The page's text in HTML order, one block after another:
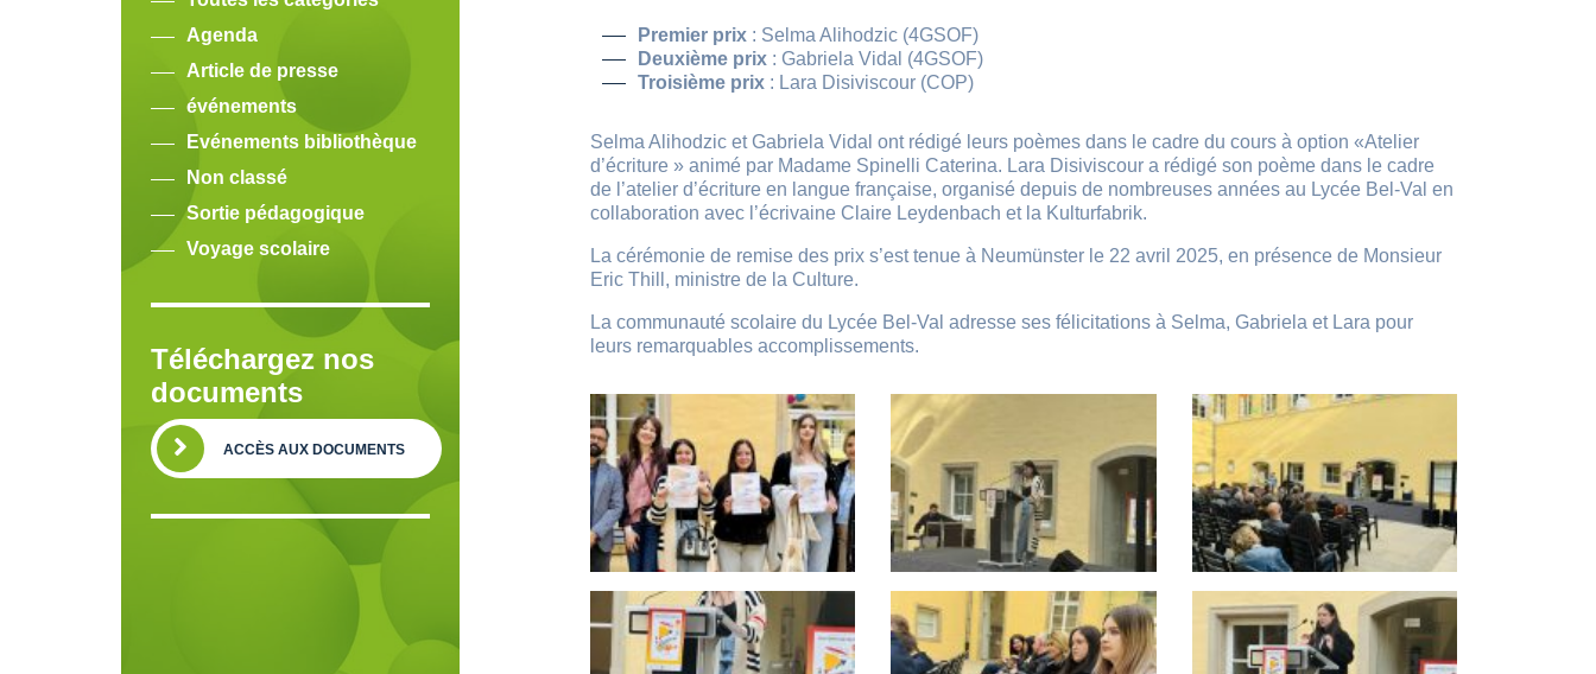
Premier prix : Selma Alihodzic (4GSOF)
Deuxième prix : Gabriela Vidal (4GSOF)
Troisième prix : Lara Disiviscour (COP)
Selma Alihodzic et Gabriela Vidal ont rédigé leurs poèmes dans le cadre du cours à option «Atelier
d’écriture » animé par Madame Spinelli Caterina. Lara Disiviscour a rédigé son poème dans le cadre
de l’atelier d’écriture en langue française, organisé depuis de nombreuses années au Lycée Bel-Val en
collaboration avec l’écrivaine Claire Leydenbach et la Kulturfabrik.
La cérémonie de remise des prix s’est tenue à Neumünster le 22 avril 2025, en présence de Monsieur
Eric Thill, ministre de la Culture.
La communauté scolaire du Lycée Bel-Val adresse ses félicitations à Selma, Gabriela et Lara pour
leurs remarquables accomplissements.
Agenda
Article de presse
événements
Evénements bibliothèque
Non classé
Sortie pédagogique
Voyage scolaire
Téléchargez nos
documents
ACCÈS AUX DOCUMENTS